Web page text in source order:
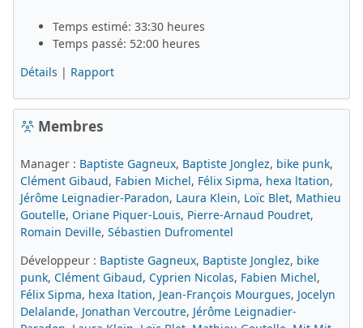
Temps estimé: 33:30 heures
Temps passé: 52:00 heures
Détails | Rapport
Membres
Manager : Baptiste Gagneux, Baptiste Jonglez, bike punk,
Clément Gibaud, Fabien Michel, Félix Sipma, hexa ltation,
Jérôme Leignadier-Paradon, Laura Klein, Loïc Blet, Mathieu
Goutelle, Oriane Piquer-Louis, Pierre-Arnaud Poudret,
Romain Deville, Sébastien Dufromentel
Développeur : Baptiste Gagneux, Baptiste Jonglez, bike
punk, Clément Gibaud, Cyprien Nicolas, Fabien Michel,
Félix Sipma, hexa ltation, Jean-François Mourgues, Jocelyn
Delalande, Jonathan Vercoutre, Jérôme Leignadier-